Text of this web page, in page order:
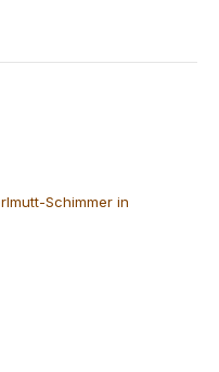
Schimmer in